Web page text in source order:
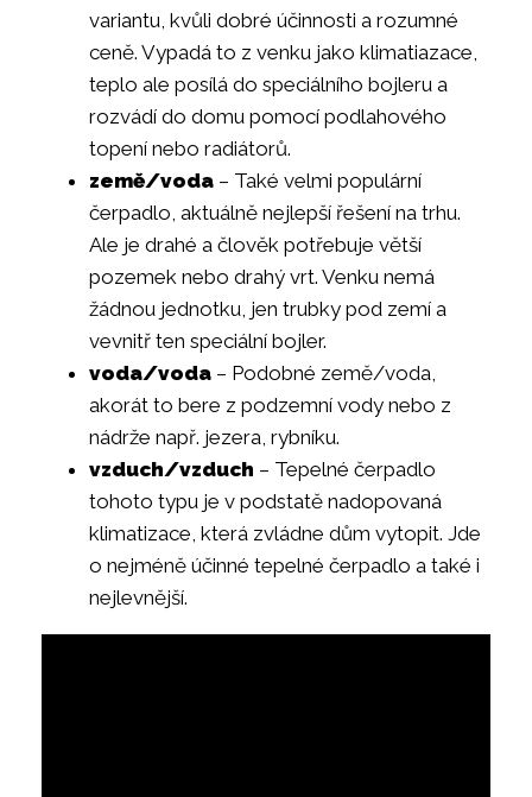
variantu, kvůli dobré účinnosti a rozumné
ceně. Vypadá to z venku jako klimatiazace,
teplo ale posílá do speciálního bojleru a
rozvádí do domu pomocí podlahového
topení nebo radiátorů.
země/voda – Také velmi populární
čerpadlo, aktuálně nejlepší řešení na trhu.
Ale je drahé a člověk potřebuje větší
pozemek nebo drahý vrt. Venku nemá
žádnou jednotku, jen trubky pod zemí a
vevnitř ten speciální bojler.
voda/voda – Podobné země/voda,
akorát to bere z podzemní vody nebo z
nádrže např. jezera, rybníku.
vzduch/vzduch – Tepelné čerpadlo
tohoto typu je v podstatě nadopovaná
klimatizace, která zvládne dům vytopit. Jde
o nejméně účinné tepelné čerpadlo a také i
nejlevnější.